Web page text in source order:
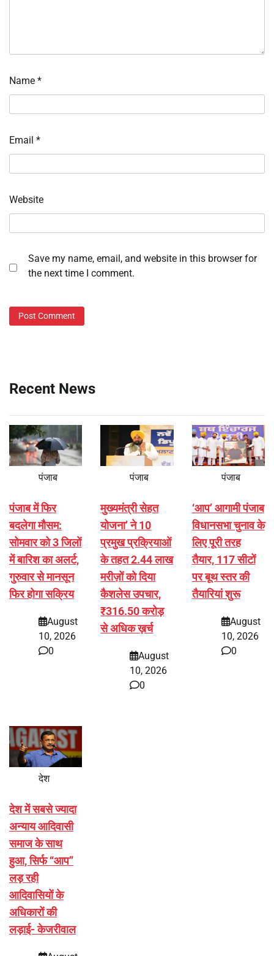
Name *
Email *
Website
Save my name, email, and website in this browser for
the next time I comment.
Recent News
पंजाब
पंजाब में फिर
बदलेगा मौसम:
सोमवार को 3 जिलों
में बारिश का अलर्ट,
गुरुवार से मानसून
फिर होगा सक्रिय
August
10, 2026
0
पंजाब
मुख्यमंत्री सेहत
योजना’ ने 10
प्रमुख प्रक्रियाओं
के तहत 2.44 लाख
मरीज़ों को दिया
कैशलेस उपचार,
₹316.50 करोड़
से अधिक ख़र्च
August
10, 2026
0
पंजाब
‘आप’ आगामी पंजाब
विधानसभा चुनाव के
लिए पूरी तरह
तैयार, 117 सीटों
पर बूथ स्तर की
तैयारियां शुरू
August
10, 2026
0
देश
देश में सबसे ज्यादा
अन्याय आदिवासी
समाज के साथ
हुआ, सिर्फ ‘‘आप’’
लड़ रही
आदिवासियों के
अधिकारों की
लड़ाई- केजरीवाल